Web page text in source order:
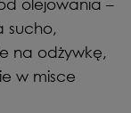
sucho,
na odżywkę,
w misce